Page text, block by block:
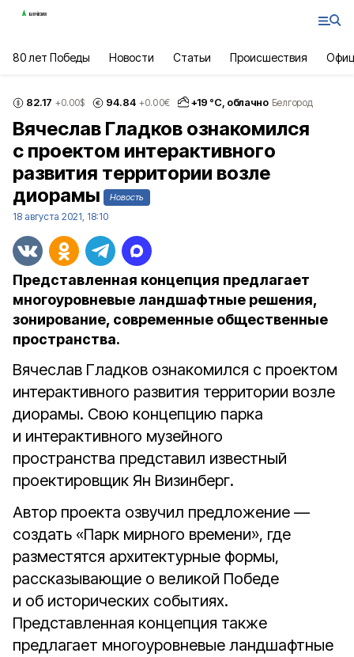
80 лет Победы Новости Статьи Происшествия
82.17 +0.00$ 94.84 +0.00€ +19 °С, облачно Белгород
Вячеслав Гладков ознакомился
с проектом интерактивного
развития территории возле
диорамы
Новость
18 августа 2021, 18:10
Представленная концепция предлагает
многоуровневые ландшафтные решения,
зонирование, современные общественные
пространства.
Вячеслав Гладков ознакомился с проектом
интерактивного развития территории возле
диорамы. Свою концепцию парка
и интерактивного музейного
пространства представил известный
проектировщик Ян Визинберг.
Автор проекта озвучил предложение —
создать «Парк мирного времени», где
разместятся архитектурные формы,
рассказывающие о великой Победе
и об исторических событиях.
Представленная концепция также
предлагает многоуровневые ландшафтные